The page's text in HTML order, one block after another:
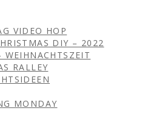
VIDEO HOP
DIY – 2022
RALLEY
MONDAY